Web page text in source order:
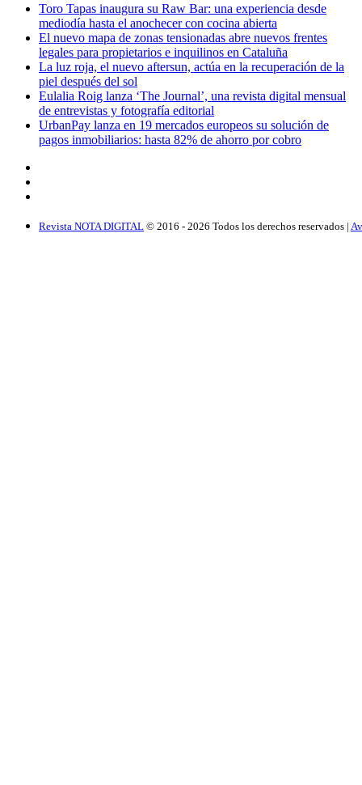
Toro Tapas inaugura su Raw Bar: una experiencia desde
mediodía hasta el anochecer con cocina abierta
El nuevo mapa de zonas tensionadas abre nuevos frentes
legales para propietarios e inquilinos en Cataluña
La luz roja, el nuevo aftersun, actúa en la recuperación de la
piel después del sol
Eulalia Roig lanza ‘The Journal’, una revista digital mensual
de entrevistas y fotografía editorial
UrbanPay lanza en 19 mercados europeos su solución de
pagos inmobiliarios: hasta 82% de ahorro por cobro
Revista NOTA DIGITAL © 2016 - 2026 Todos los derechos reservados |